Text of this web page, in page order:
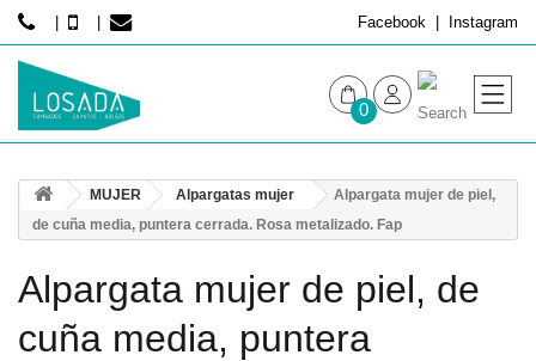
Facebook Instagram
0
HOMBRE
MUJER Alpargatas mujer
Alpargata mujer de piel,
de cuña media, puntera cerrada. Rosa metalizado. Fap
Alpargata mujer de piel, de
cuña media, puntera